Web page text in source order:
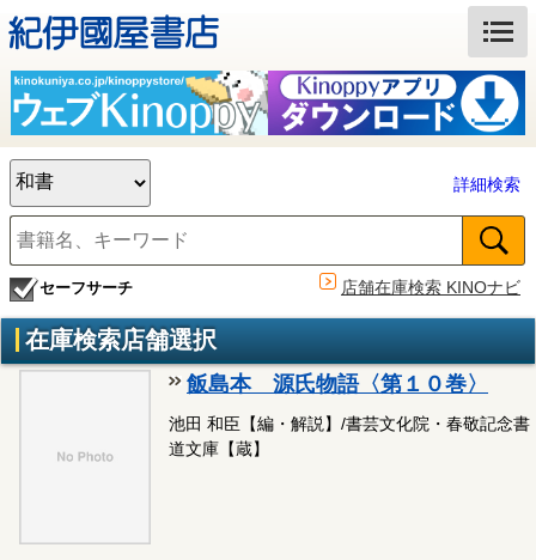
詳細検索
セーフサーチ 店舗在庫検索 KINOナビ
在庫検索店舗選択
飯島本 源氏物語〈第１０巻〉
池田 和臣【編・解説】/書芸文化院・春敬記念書
道文庫【蔵】